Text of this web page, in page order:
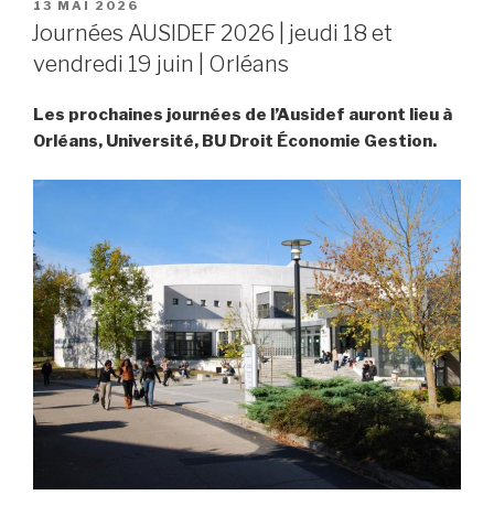
PUBLIÉ
LE
13 MAI 2026
Journées AUSIDEF 2026 | jeudi 18 et
vendredi 19 juin | Orléans
Les prochaines journées de l’Ausidef auront lieu à
Orléans, Université, BU Droit Économie Gestion.